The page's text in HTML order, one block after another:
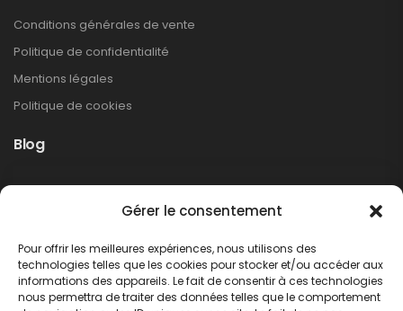
Gérer le consentement
Pour offrir les meilleures expériences, nous utilisons des
technologies telles que les cookies pour stocker et/ou accéder aux
informations des appareils. Le fait de consentir à ces technologies
nous permettra de traiter des données telles que le comportement
Conditions générales de vente
Politique de confidentialité
Mentions légales
Politique de cookies
Blog
Non classé
LIRE PLUS